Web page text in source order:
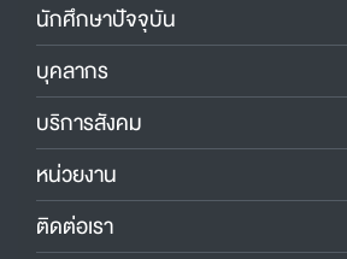
นักศึกษาปัจจุบัน
บุคลากร
บริการสังคม
หน่วยงาน
ติดต่อเรา